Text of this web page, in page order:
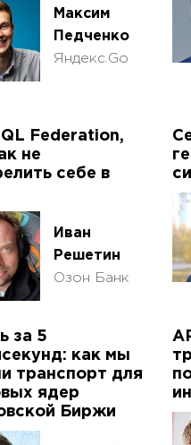
Максим
Педченко
Яндекс.Go
Federation,
не
себе в
Иван
Решетин
Озон Банк
за 5
как мы
транспорт для
ядер
Биржи